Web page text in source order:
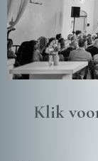
Klik